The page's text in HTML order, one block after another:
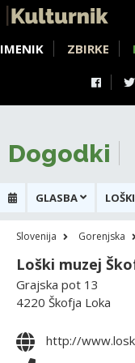
IMENIK ZBIRKE
Dogodki
GLASBA
Slovenija Gorenjska
Loški muzej
Grajska pot 13
4220 Škofja Loka
http://